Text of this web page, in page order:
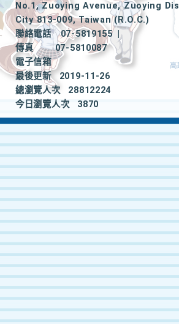
No.1, Zuoying Avenue, Zuoying
City 813-009, Taiwan (R.O.C.)
聯絡電話
07-5819155
|
傳真
07-5810087
電子信箱
最後更新
2019-11-26
總瀏覽人次
28812224
今日瀏覽人次
3870